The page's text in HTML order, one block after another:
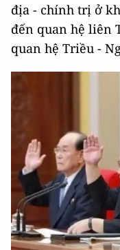
địa - chính trị ở
đến quan hệ liên
quan hệ Triều -